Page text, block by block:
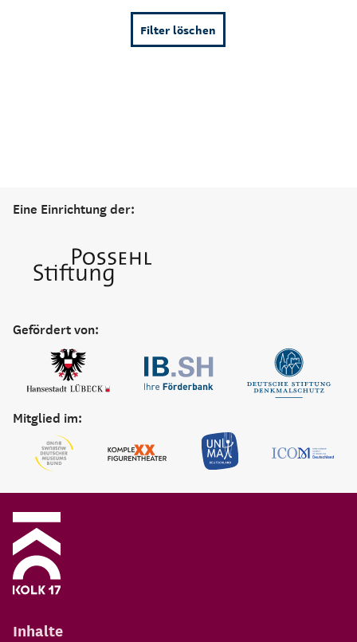
Filter löschen
Eine Einrichtung der:
Gefördert von:
Mitglied im:
Inhalte